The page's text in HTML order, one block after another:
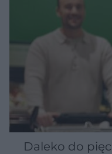
Daleko do